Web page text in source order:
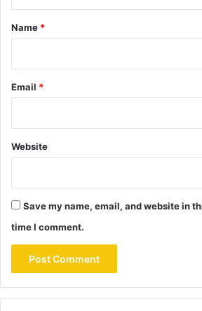
*
Name *
Email *
Website
Save my name, email, and website in
time I comment.